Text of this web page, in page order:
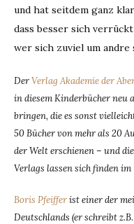
und hat seitdem ganz
dass besser sich
wer sich zuviel um andre
DerVerlag Akademie der
in diesem Kinderbücher neu
bringen, die es sonst
50 Bücher von mehr als 20
der Welt erschienen – und
Verlags lassen sich finden im
Boris Pfeifferist einer der
Deutschlands (er schreibt